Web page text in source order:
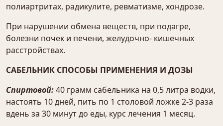
полиартритах, радикулите, ревматизме, хондрозе.
При нарушении обмена веществ, при подагре,
болезни почек и печени, желудочно- кишечных
расстройствах.
САБЕЛЬНИК СПОСОБЫ ПРИМЕНЕНИЯ И ДОЗЫ
Спиртовой:40 грамм сабельника на 0,5 литра водки,
настоять 10 дней, пить по 1 столовой ложке 2-3 раза
вдень за 30 минут до еды, курс лечения 1 месяц.